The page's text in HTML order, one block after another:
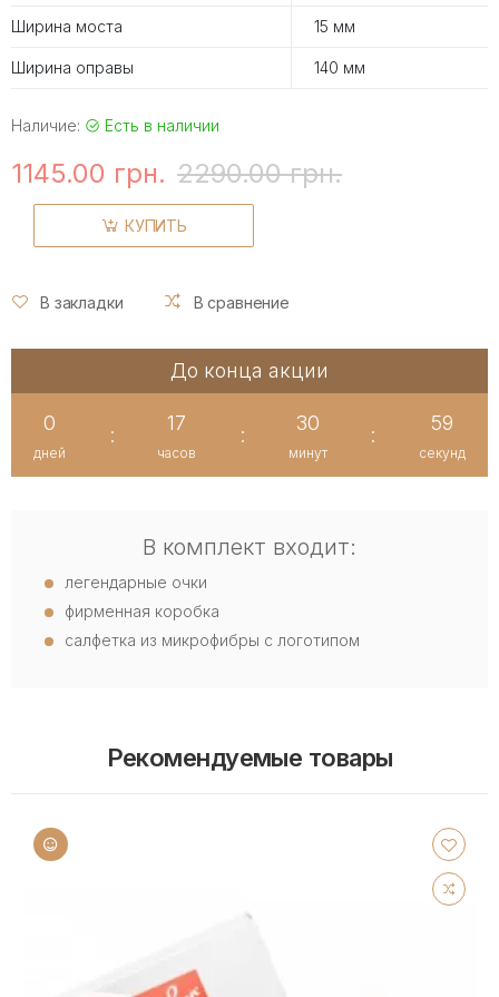
Ширина моста 15 мм
Ширина оправы 140 мм
Наличие: Есть в наличии
1145.00 грн. 2290.00 грн.
КУПИТЬ
В закладки В сравнение
До конца акции
0
дней
:
17
часов
:
30
минут
:
58
секунд
В комплект входит:
легендарные очки
фирменная коробка
салфетка из микрофибры с логотипом
Рекомендуемые товары